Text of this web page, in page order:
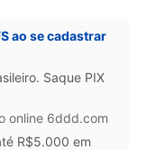
ao se cadastrar
Saque PIX
online 6ddd.com
R$5.000 em